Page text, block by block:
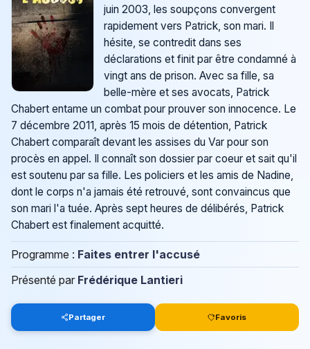
juin 2003, les soupçons convergent
rapidement vers Patrick, son mari. Il
hésite, se contredit dans ses
déclarations et finit par être condamné à
vingt ans de prison. Avec sa fille, sa
belle-mère et ses avocats, Patrick
Chabert entame un combat pour prouver son innocence. Le
7 décembre 2011, après 15 mois de détention, Patrick
Chabert comparaît devant les assises du Var pour son
procès en appel. Il connaît son dossier par coeur et sait qu'il
est soutenu par sa fille. Les policiers et les amis de Nadine,
dont le corps n'a jamais été retrouvé, sont convaincus que
son mari l'a tuée. Après sept heures de délibérés, Patrick
Chabert est finalement acquitté.
Programme : Faites entrer l'accusé
Présenté par Frédérique Lantieri
Partager Favoris